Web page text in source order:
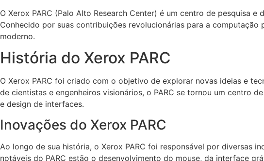
O Xerox PARC (Palo Alto Research Center) é um centro de pesquisa
Conhecido por suas contribuições revolucionárias para a
moderno.
História do Xerox PARC
O Xerox PARC foi criado com o objetivo de explorar novas ideias e
de cientistas e engenheiros visionários, o PARC se tornou um centro
e design de interfaces.
Inovações do Xerox PARC
Ao longo de sua história, o Xerox PARC foi responsável por diversas
notáveis do PARC estão o desenvolvimento do mouse, da interface